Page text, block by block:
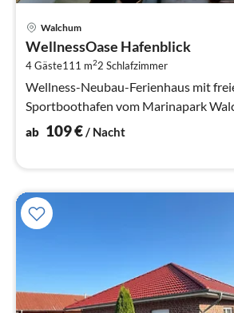
Walchum
WellnessOase Hafenblick
4 Gäste111 m22 Schlafzimmer
Wellness-Neubau-Ferienhaus mit
Sportboothafen vom Marinapark
ab 109€/ Nacht